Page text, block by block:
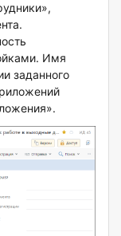
Имя
заданного